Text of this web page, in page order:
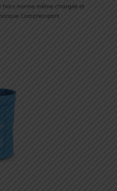
norme même chargée et
Compressport.